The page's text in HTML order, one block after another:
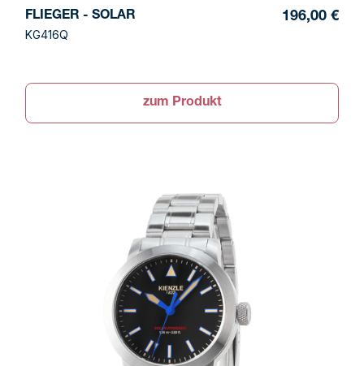
FLIEGER - SOLAR
KG416Q
196,00 €
zum Produkt